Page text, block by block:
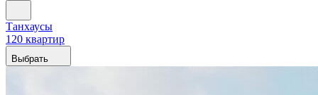
Танхаусы
120 квартир
Выбрать